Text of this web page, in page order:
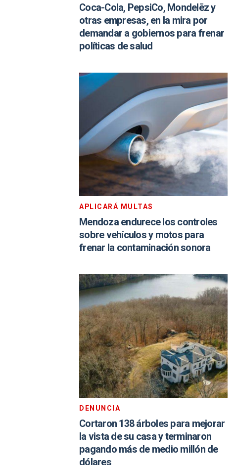
Coca-Cola, PepsiCo, Mondelēz y
otras empresas, en la mira por
demandar a gobiernos para frenar
políticas de salud
APLICARÁ MULTAS
Mendoza endurece los controles
sobre vehículos y motos para
frenar la contaminación sonora
DENUNCIA
Cortaron 138 árboles para mejorar
la vista de su casa y terminaron
pagando más de medio millón de